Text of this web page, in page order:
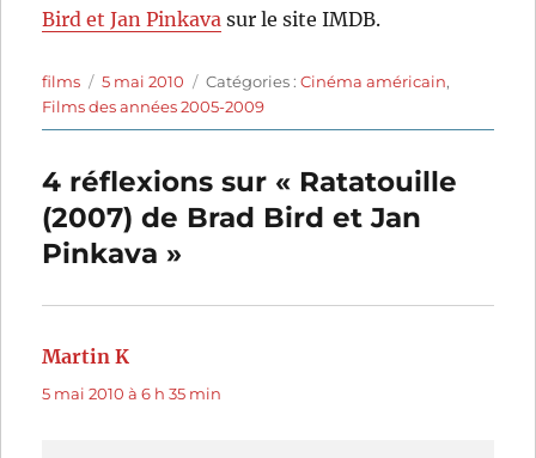
Bird et Jan Pinkava sur le site IMDB.
Auteur
films
Publié
le
5 mai 2010 Catégories
Catégories :Cinéma américain,
Films des années 2005-2009
4 réflexions sur « Ratatouille
(2007) de Brad Bird et Jan
Pinkava »
Martin K
5 mai 2010 à 6 h 35 min